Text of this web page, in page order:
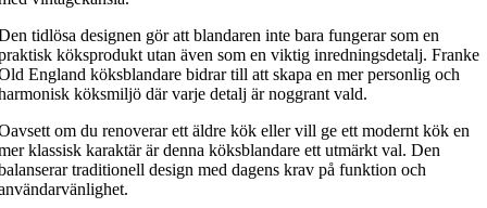
tidlösa designen gör att blandaren inte bara fungerar som en
köksprodukt utan även som en viktig inredningsdetalj. Franke
England köksblandare bidrar till att skapa en mer personlig och
köksmiljö där varje detalj är noggrant vald.
om du renoverar ett äldre kök eller vill ge ett modernt kök en
klassisk karaktär är denna köksblandare ett utmärkt val. Den
traditionell design med dagens krav på funktion och